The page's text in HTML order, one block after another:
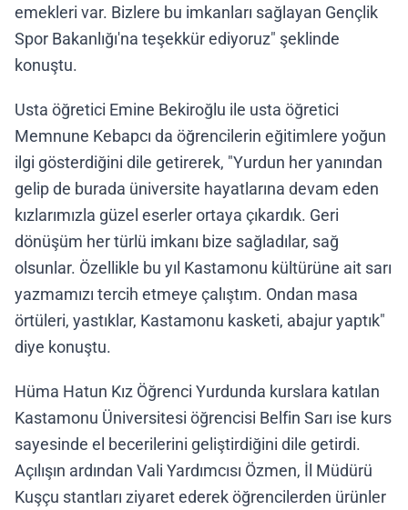
emekleri var. Bizlere bu imkanları sağlayan Gençlik
Spor Bakanlığı'na teşekkür ediyoruz" şeklinde
konuştu.
Usta öğretici Emine Bekiroğlu ile usta öğretici
Memnune Kebapcı da öğrencilerin eğitimlere yoğun
ilgi gösterdiğini dile getirerek, "Yurdun her yanından
gelip de burada üniversite hayatlarına devam eden
kızlarımızla güzel eserler ortaya çıkardık. Geri
dönüşüm her türlü imkanı bize sağladılar, sağ
olsunlar. Özellikle bu yıl Kastamonu kültürüne ait sarı
yazmamızı tercih etmeye çalıştım. Ondan masa
örtüleri, yastıklar, Kastamonu kasketi, abajur yaptık"
diye konuştu.
Hüma Hatun Kız Öğrenci Yurdunda kurslara katılan
Kastamonu Üniversitesi öğrencisi Belfin Sarı ise kurs
sayesinde el becerilerini geliştirdiğini dile getirdi.
Açılışın ardından Vali Yardımcısı Özmen, İl Müdürü
Kuşçu stantları ziyaret ederek öğrencilerden ürünler